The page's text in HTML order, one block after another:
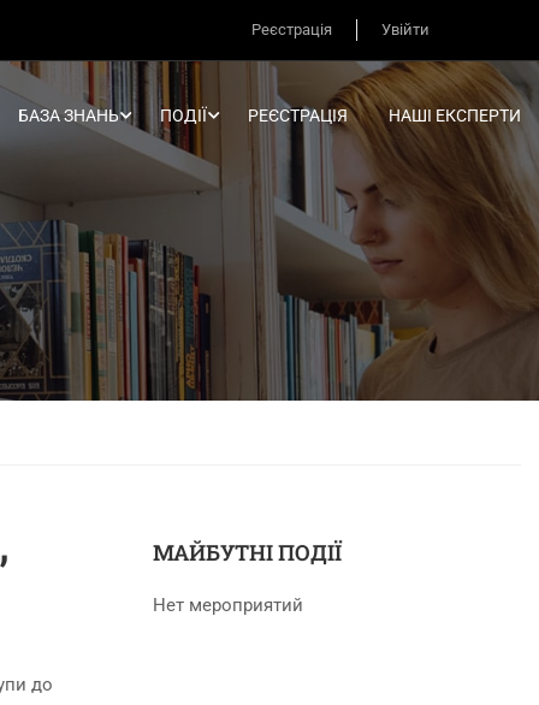
Реєстрація Увійти
БАЗА ЗНАНЬ ПОДІЇ РЕЄСТРАЦІЯ НАШІ ЕКСПЕРТИ
до
МАЙБУТНІ ПОДІЇ
Нет мероприятий